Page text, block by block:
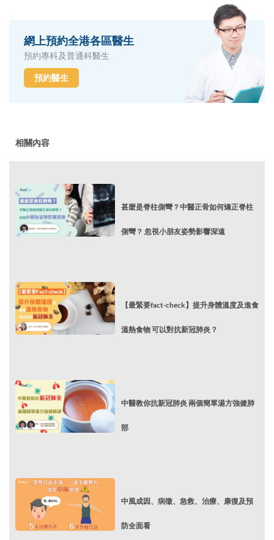
網上預約全港各區醫生
預約專科及普通科醫生
預約醫生
相關內容
甚麼是脊柱側彎？中醫正骨如何矯正脊柱
側彎？ 忽視小朋友姿勢影響深遠
【最緊要fact-check】提升身體溫度及進食
溫熱食物 可以對抗新冠肺炎？
中醫教你抗新冠肺炎 兩個簡單湯方強健肺
部
中風成因、病徵、急救、治療、康復及預
防全面看